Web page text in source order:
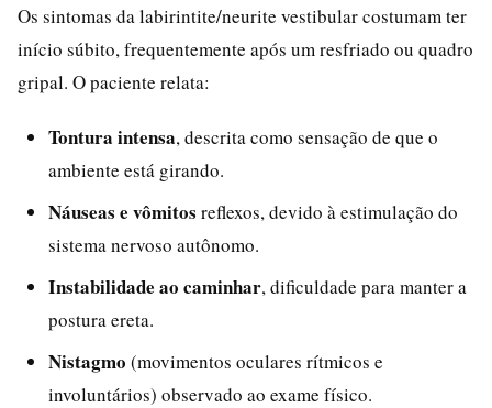
Os sintomas da labirintite/neurite vestibular costumam ter
início súbito, frequentemente após um resfriado ou quadro
gripal. O paciente relata:
Tontura intensa, descrita como sensação de que o
ambiente está girando.
Náuseas e vômitos reflexos, devido à estimulação do
sistema nervoso autônomo.
Instabilidade ao caminhar, dificuldade para manter a
postura ereta.
Nistagmo (movimentos oculares rítmicos e
involuntários) observado ao exame físico.